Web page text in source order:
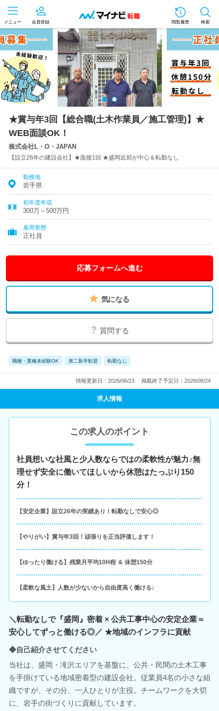
メニュー 会員登録 閲覧履歴 検索
★賞与年3回【総合職(土木作業員／施工管理)】★
WEB面談OK！
株式会社L・O・JAPAN
【設立26年の建設会社】★面接1回 ★盛岡近郊が中心＆転勤なし
勤務地
岩手県
初年度年収
300万～500万円
雇用形態
正社員
応募フォームへ進む
気になる
質問する
職種・業種未経験OK 第二新卒歓迎 転勤なし
情報更新日：2026/06/23 掲載終了予定日：2026/08/24
求人情報
この求人のポイント
社員想いな社風と少人数ならではの柔軟性が魅力♪無
理せず安全に働いてほしいから休憩はたっぷり150
分！
【安定企業】設立26年の実績あり！転勤なしで安心◎
【やりがい】賞与年3回！頑張りを正当評価します！
【ゆったり働ける】残業月平均10H程 ＆ 休憩150分
【柔軟な風土】人数が少ないから自由度高く働ける♪
＼転勤なしで『盛岡』密着 × 公共工事中心の安定企業＝
安心してずっと働ける◎／ ★地域のインフラに貢献
◆自己紹介させてください
当社は、盛岡・滝沢エリアを基盤に、公共・民間の土木工事
を手掛けている地域密着型の建設会社。従業員4名の小さな組
織ですが、その分、一人ひとりが主役。チームワークを大切
に、岩手の街づくりに貢献しています。